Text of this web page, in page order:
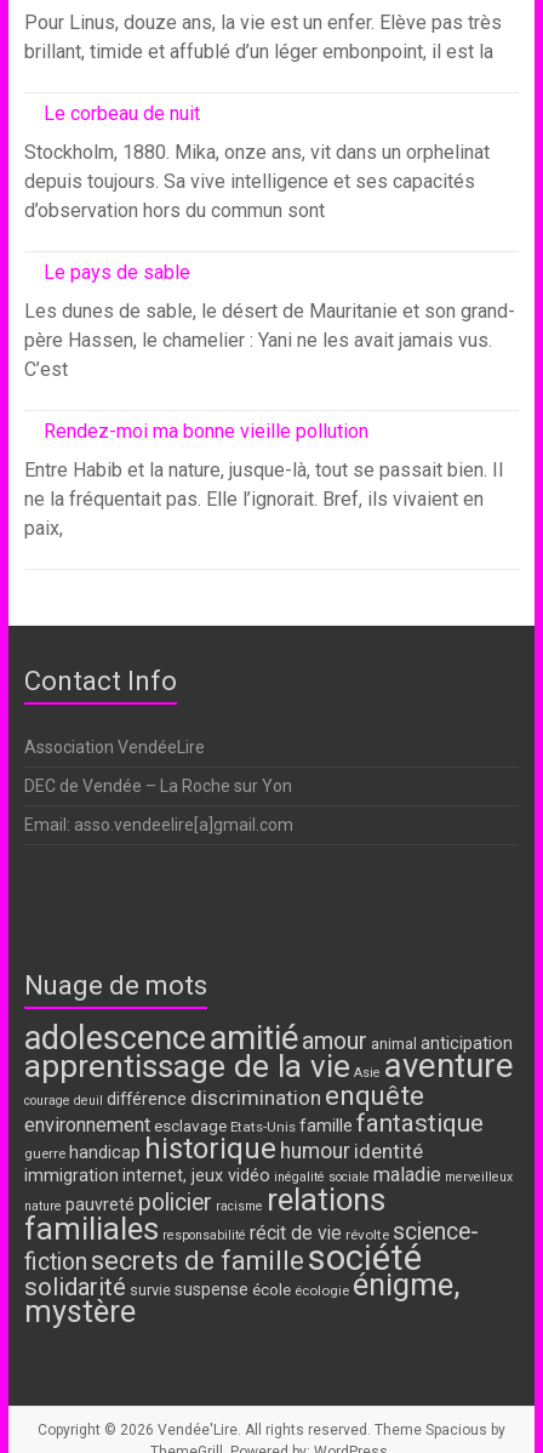
Pour Linus, douze ans, la vie est un enfer. Elève pas très
brillant, timide et affublé d’un léger embonpoint, il est la
Le corbeau de nuit
Stockholm, 1880. Mika, onze ans, vit dans un orphelinat
depuis toujours. Sa vive intelligence et ses capacités
d’observation hors du commun sont
Le pays de sable
Les dunes de sable, le désert de Mauritanie et son grand-
père Hassen, le chamelier : Yani ne les avait jamais vus.
C’est
Rendez-moi ma bonne vieille pollution
Entre Habib et la nature, jusque-là, tout se passait bien. Il
ne la fréquentait pas. Elle l’ignorait. Bref, ils vivaient en
paix,
Contact Info
Association VendéeLire
DEC de Vendée – La Roche sur Yon
Email: asso.vendeelire[a]gmail.com
Nuage de mots
adolescenceamitiéamour animal anticipation
apprentissage de la vie Asie aventure
courage deuil différence discrimination enquête
environnement esclavage Etats-Unis famille fantastique
guerre handicap historique humour identité
immigration internet, jeux vidéo inégalité sociale maladie merveilleux
nature pauvreté policier racisme relations
familiales responsabilité récit de vie révolte science-
fiction secrets de famille société
solidarité survie suspense école écologie énigme,
mystère
Copyright © 2026 Vendée'Lire. All rights reserved. Theme Spacious by